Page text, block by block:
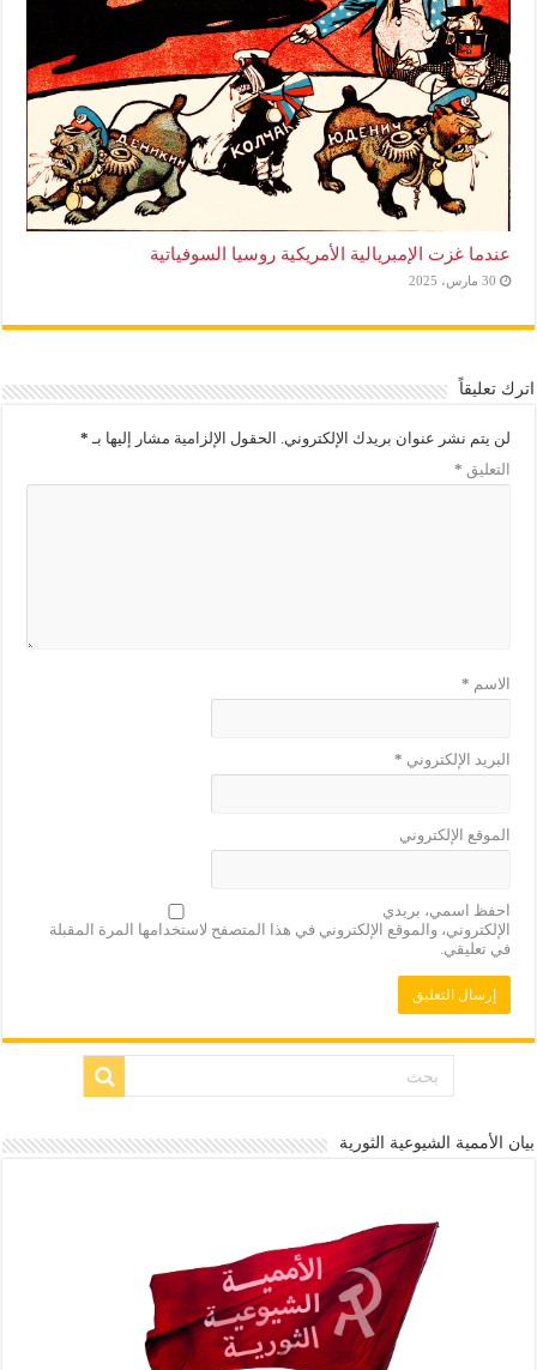
عندما غزت الإمبريالية الأمريكية روسيا السوفياتية
30 مارس، 2025
اترك تعليقاً
لن يتم نشر عنوان بريدك الإلكتروني. الحقول الإلزامية مشار إليها بـ *
التعليق *
الاسم *
البريد الإلكتروني *
الموقع الإلكتروني
احفظ اسمي، بريدي
الإلكتروني، والموقع الإلكتروني في هذا المتصفح لاستخدامها المرة المقبلة
في تعليقي.
بيان الأممية الشيوعية الثورية